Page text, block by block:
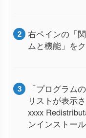
右ペインの「
ムと機能」を
「プログラム
リストが表示
xxxx
ンインストー